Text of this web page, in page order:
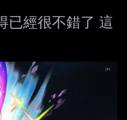
已經很不錯了 這
剛好200
完美收工，免